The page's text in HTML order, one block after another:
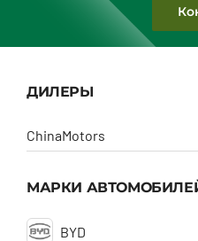
ДИЛЕРЫ
ChinaMotors
МАРКИ
BYD